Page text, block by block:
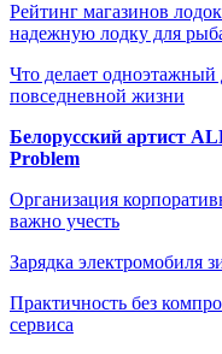
Рейтинг магазинов
надежную лодку для
Что делает
повседневной жизни
Белорусский артист
Problem
Организация
важно учесть
Зарядка электромобиля
Практичность без
сервиса